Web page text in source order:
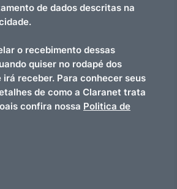
de dados descritas na
o recebimento dessas
quiser no rodapé dos
receber. Para conhecer seus
de como a Claranet trata
confira nossa Politica de